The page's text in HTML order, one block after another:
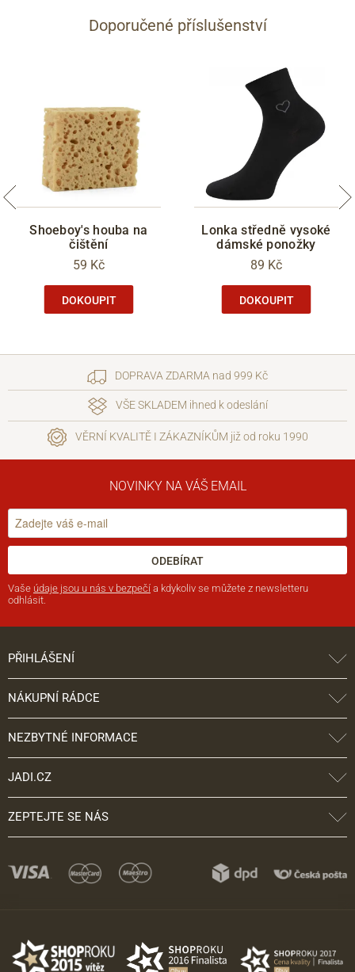
Doporučené příslušenství
Shoeboy's houba na
čištění
59 Kč
DOKOUPIT
Lonka středně vysoké
dámské ponožky
89 Kč
DOKOUPIT
DOPRAVA ZDARMA nad 999 Kč
VŠE SKLADEM ihned k odeslání
VĚRNÍ KVALITĚ I ZÁKAZNÍKŮM již od roku 1990
NOVINKY NA VÁŠ EMAIL
ODEBÍRAT
Vaše údaje jsou u nás v bezpečí a kdykoliv se můžete z newsletteru
odhlásit.
PŘIHLÁŠENÍ
NÁKUPNÍ RÁDCE
NEZBYTNÉ INFORMACE
JADI.CZ
ZEPTEJTE SE NÁS